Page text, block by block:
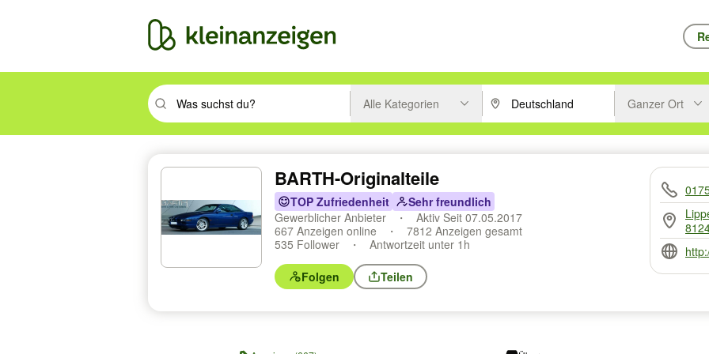
Suchbegriff eingeben. Eingabetaste drücken um zu suchen, oder Vorschläge mit den Pfeiltasten nach oben/
Alle Kategorien PLZ oder Ort eingeben. Eingabetaste
Ganzer Ort
BARTH-Originalteile
TOP Zufriedenheit
Sehr freundlich
Gewerblicher Anbieter
Aktiv Seit 07.05.2017
667 Anzeigen online
7812 Anzeigen gesamt
535 Follower
Antwortzeit unter 1h
Folgen Teilen